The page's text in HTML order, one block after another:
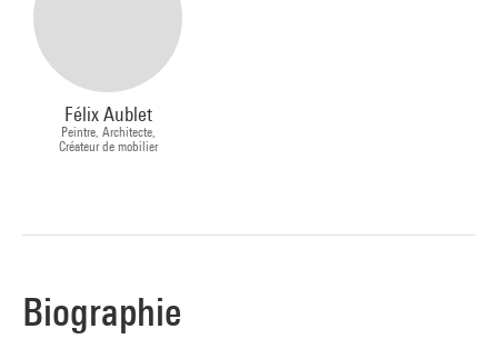
Félix Aublet
Peintre, Architecte,
Créateur de mobilier
Biographie